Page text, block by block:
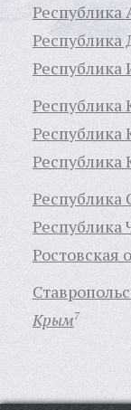
Республика
Республика
Республика
Республика
Республика
Республика
Республика
Ростовская
Крым7